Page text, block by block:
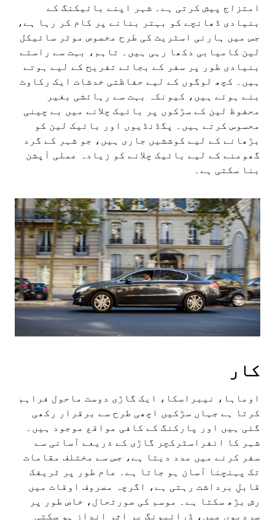
امتزاج پیش کرتی ہے۔ شہر اپنے بائیکنگ کے
بنیادی ڈھانچے کو بہتر بنانے پر کام کر رہا ہے،
جس میں ہارنی اسٹریٹ کی طرح مخصوص موٹر سائیکل
لین کامیابی دکھا رہی ہیں۔ تاہم، بہت سے راستے
بنیادی طور پر سفر کے بجائے تفریح کے لیے ہوتے
ہیں۔ کچھ لوگوں کے لیے حفاظتی خدشات ایک رکاوٹ
بنے ہوئے ہیں، کیونکہ بہت سے رہائشی بغیر
محفوظ لین کے سڑکوں پر بائیک چلانے میں بے چینی
محسوس کرتے ہیں۔ پگڈنڈیوں اور بائیک لین کو
بڑھانے کے لیے کوششیں جاری ہیں، جو شہر کے گرد
گھومنے کے لیے بائیک چلانے کو زیادہ عملی آپشن
بنا سکتی ہے۔
کار
اوماہا، نیبراسکا، ایک گاڑی دوست ماحول فراہم
کرتا ہے جہاں سڑکیں اچھی طرح سے برقرار رکھی
گئی ہیں اور پارکنگ کے کافی مواقع موجود ہیں۔
شہر کا انفراسٹرکچر گاڑی کے ذریعے آسانی سے
سفر کرنے میں مدد دیتا ہے، جس سے مختلف مقامات
تک پہنچنا آسان ہو جاتا ہے۔ عام طور پر ٹریفک
قابلِ برداشت رہتی ہے، اگرچہ مصروف اوقات میں
رش بڑھ سکتا ہے۔ موسم کی صورتحال، خاص طور پر
سردیوں میں، ڈرائیونگ پر اثر انداز ہو سکتی